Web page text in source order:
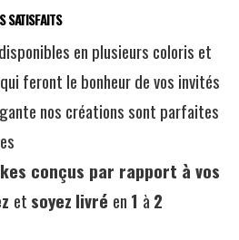
SATISFAITS
en plusieurs coloris et
feront le bonheur de vos invités
nos créations sont parfaites
conçus par rapport à vos
et soyez livré en 1 à 2